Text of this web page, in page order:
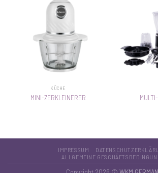
KÜCHE
MINI-ZERKLEINERER
IMPRESSUM
ALLGEMEINE